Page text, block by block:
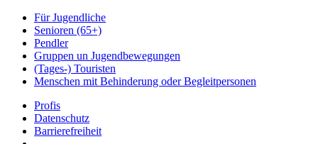
Für Jugendliche
Senioren (65+)
Pendler
Gruppen un Jugendbewegungen
(Tages-) Touristen
Menschen mit Behinderung oder Begleitpersonen
Profis
Datenschutz
Barrierefreiheit